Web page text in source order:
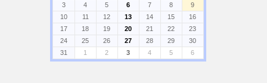
3
4 5 6 7 8
9
10
11 12 13 14 15
16
17
18 19 20 21 22
23
24
25 26 27 28 29
30
31
1 2 3 4 5 6